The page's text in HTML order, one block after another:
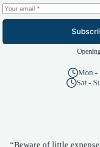
Mon -
Sat -
“Beware of little